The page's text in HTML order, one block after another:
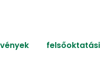
felsőoktatási